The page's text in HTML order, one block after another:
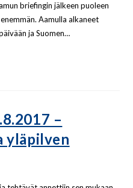
briefingin jälkeen puoleen
Aamulla alkaneet
ja Suomen…
–
yläpilven